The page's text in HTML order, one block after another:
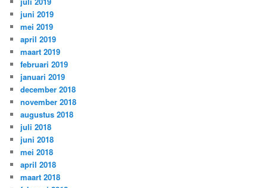
juni 2019
mei 2019
april 2019
maart 2019
februari 2019
januari 2019
december 2018
november 2018
augustus 2018
juli 2018
juni 2018
mei 2018
april 2018
maart 2018